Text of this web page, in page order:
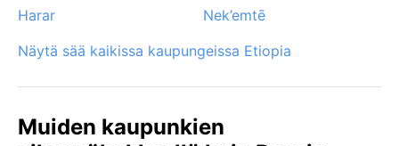
Harar
Nek’emtē
Näytä sää kaikissa kaupungeissa Etiopia
Muiden kaupunkien